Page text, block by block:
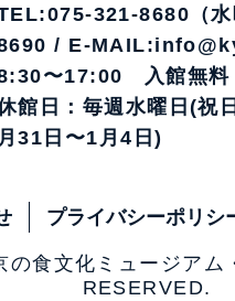
321-8680（
/ E-
〜17:00 入館無料
館日：毎週水曜日(祝
月31日〜1月4日)
プライバシーポリシ
食文化ミュージア
RESERVED.